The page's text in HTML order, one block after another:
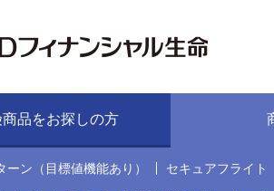
品をお探しの方
ーン（目標値機能あり） セキュアフライト